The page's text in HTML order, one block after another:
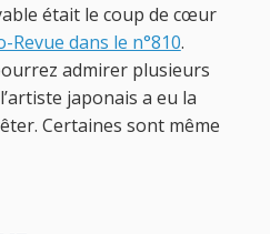
était le coup de cœur
Revue dans le n°810.
admirer plusieurs
japonais a eu la
Certaines sont même